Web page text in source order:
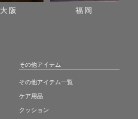
大阪 福岡
その他アイテム
その他アイテム一覧
ケア用品
クッション